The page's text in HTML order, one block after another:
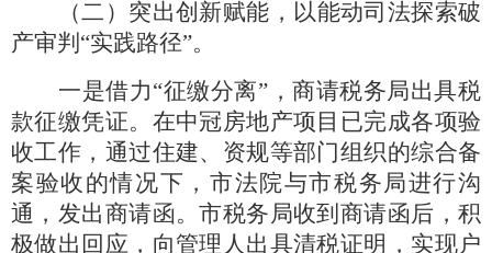
（二）突出创新赋能，以能动司法探索破
产审判 “实践路径”。
一是借力“征缴分离”，商请税务局出具税
款征缴凭证。在中冠房地产项目已完成各项验
收工作，通过住建、资规等部门组织的综合备
案验收的情况下，市法院与市税务局进行沟
通，发出商请函。市税务局收到商请函后，积
极做出回应，向管理人出具清税证明，实现户